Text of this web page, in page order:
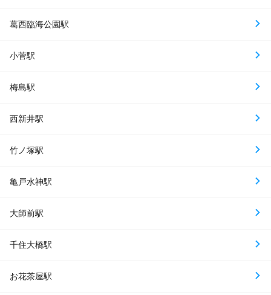
葛西臨海公園駅
小菅駅
梅島駅
西新井駅
竹ノ塚駅
亀戸水神駅
大師前駅
千住大橋駅
お花茶屋駅